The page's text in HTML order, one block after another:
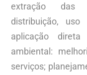
extração das
distribuição,
aplicação
ambiental:
serviços;